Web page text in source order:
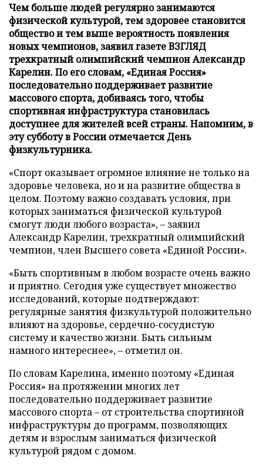
Чем больше людей регулярно занимаются
физической культурой, тем здоровее становится
общество и тем выше вероятность появления
новых чемпионов, заявил газете ВЗГЛЯД
трехкратный олимпийский чемпион Александр
Карелин. По его словам, «Единая Россия»
последовательно поддерживает развитие
массового спорта, добиваясь того, чтобы
спортивная инфраструктура становилась
доступнее для жителей всей страны. Напомним, в
эту субботу в России отмечается День
физкультурника.
«Спорт оказывает огромное влияние не только на
здоровье человека, но и на развитие общества в
целом. Поэтому важно создавать условия, при
которых заниматься физической культурой
смогут люди любого возраста», – заявил
Александр Карелин, трехкратный олимпийский
чемпион, член Высшего совета «Единой России».
«Быть спортивным в любом возрасте очень важно
и приятно. Сегодня уже существует множество
исследований, которые подтверждают:
регулярные занятия физкультурой положительно
влияют на здоровье, сердечно-сосудистую
систему и качество жизни. Быть сильным
намного интереснее», – отметил он.
По словам Карелина, именно поэтому «Единая
Россия» на протяжении многих лет
последовательно поддерживает развитие
массового спорта – от строительства спортивной
инфраструктуры до программ, позволяющих
детям и взрослым заниматься физической
культурой рядом с домом.